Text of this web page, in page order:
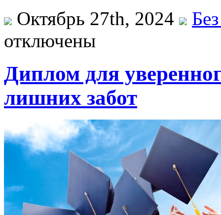
Октябрь 27th, 2024
отключены
Диплом для
лишних забот